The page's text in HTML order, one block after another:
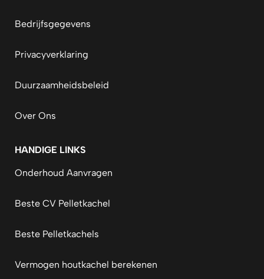
Bedrijfsgegevens
Privacyverklaring
Duurzaamheidsbeleid
Over Ons
HANDIGE LINKS
Onderhoud Aanvragen
Beste CV Pelletkachel
Beste Pelletkachels
Vermogen houtkachel berekenen